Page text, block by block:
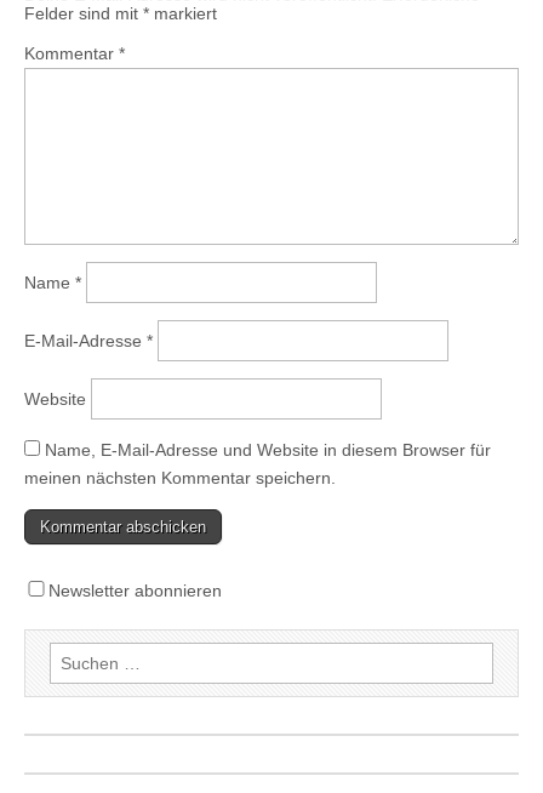
Felder sind mit * markiert
Kommentar *
Name *
E-Mail-Adresse *
Website
Name, E-Mail-Adresse und Website in diesem Browser für
meinen nächsten Kommentar speichern.
Newsletter abonnieren
Suchen
nach: